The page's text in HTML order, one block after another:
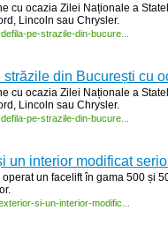
cu ocazia Zilei Naționale a
Lincoln sau Chrysler.
defila-pe-strazile-din-bucure...
din București cu
cu ocazia Zilei Naționale a
Lincoln sau Chrysler.
defila-pe-strazile-din-bucure...
un interior modificat
un facelift în gama 500 și
si-un-interior-modific...